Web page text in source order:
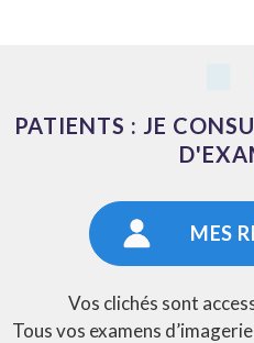
PATIENTS : JE
MES
Vos clichés sont
Tous vos examens